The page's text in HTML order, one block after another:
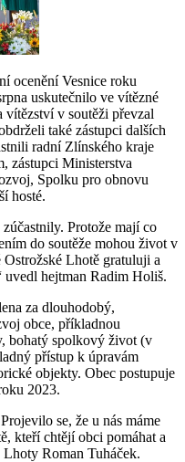
ocenění Vesnice roku
uskutečnilo ve vítězné
vítězství v soutěži převzal
také zástupci dalších
radní Zlínského kraje
zástupci Ministerstva
Spolku pro obnovu
hosté.
Protože mají co
do soutěže mohou život v
Lhotě gratuluji a
uvedl hejtman Radim Holiš.
za dlouhodobý,
obce, příkladnou
bohatý spolkový život (v
přístup k úpravám
objekty. Obec postupuje
2023.
se, že u nás máme
kteří chtějí obci pomáhat a
Lhoty Roman Tuháček.